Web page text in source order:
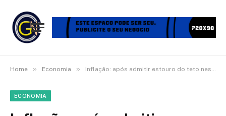
Home » Economia » Inflação: após admitir estouro do teto neste ano, BC agora diz que há 7% de chance de cumprir meta
ECONOMIA